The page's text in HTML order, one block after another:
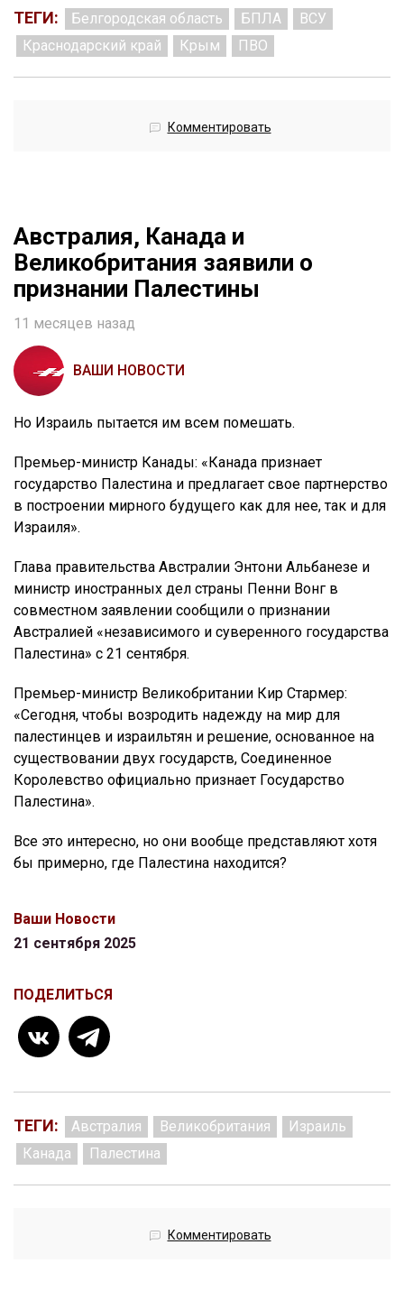
ТЕГИ: Белгородская область БПЛА
ВСУ
Краснодарский край
Крым ПВО
Комментировать
Австралия, Канада и
Великобритания заявили о
признании Палестины
11 месяцев назад
ВАШИ НОВОСТИ
Но Израиль пытается им всем помешать.
Премьер-министр Канады: «Канада признает
государство Палестина и предлагает свое партнерство
в построении мирного будущего как для нее, так и для
Израиля».
Глава правительства Австралии Энтони Альбанезе и
министр иностранных дел страны Пенни Вонг в
совместном заявлении сообщили о признании
Австралией «независимого и суверенного государства
Палестина» с 21 сентября.
Премьер-министр Великобритании Кир Стармер:
«Сегодня, чтобы возродить надежду на мир для
палестинцев и израильтян и решение, основанное на
существовании двух государств, Соединенное
Королевство официально признает Государство
Палестина».
Все это интересно, но они вообще представляют хотя
бы примерно, где Палестина находится?
Ваши Новости
21 сентября 2025
ПОДЕЛИТЬСЯ
ТЕГИ: Австралия Великобритания
Израиль
Канада
Палестина
Комментировать